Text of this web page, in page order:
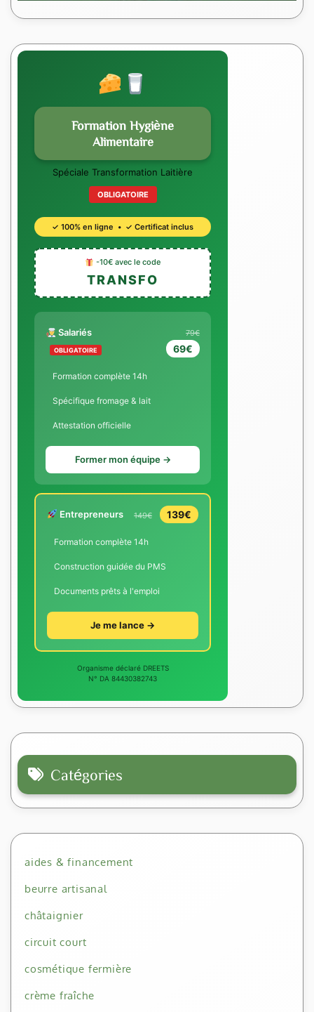
Formation Hygiène
Alimentaire
Spéciale Transformation Laitière
OBLIGATOIRE
✓ 100% en ligne • ✓ Certificat inclus
-10€ avec le code
TRANSFO
Salariés
OBLIGATOIRE
79€
69€
Formation complète 14h
Spécifique fromage & lait
Attestation officielle
Former mon équipe →
Entrepreneurs 149€ 139€
Formation complète 14h
Construction guidée du PMS
Documents prêts à l'emploi
Je me lance →
Organisme déclaré DREETS
N° DA 84430382743
Catégories
aides & financement
beurre artisanal
châtaignier
circuit court
cosmétique fermière
crème fraîche